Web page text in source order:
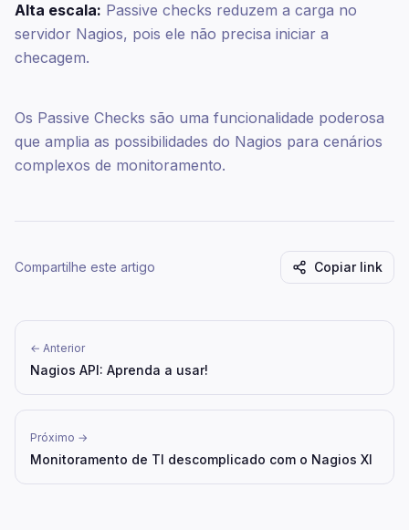
Alta escala: Passive checks reduzem a carga no
servidor Nagios, pois ele não precisa iniciar a
checagem.
Os Passive Checks são uma funcionalidade poderosa
que amplia as possibilidades do Nagios para cenários
complexos de monitoramento.
Compartilhe este artigo Copiar link
← Anterior
Nagios API: Aprenda a usar!
Próximo →
Monitoramento de TI descomplicado com o Nagios XI